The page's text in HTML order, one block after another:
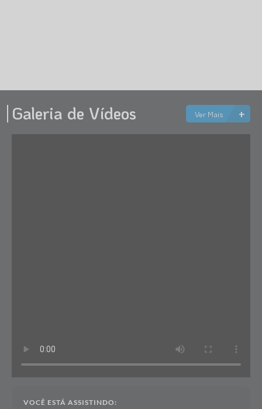
Farmácias
Galeria de Vídeos Ver Mais +
VOCÊ ESTÁ ASSISTINDO: